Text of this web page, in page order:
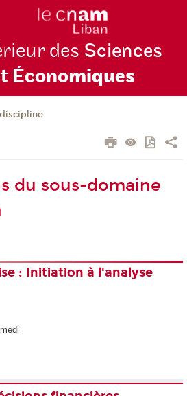
des Sciences
Économiques
du sous-domaine
: Initiation à l'analyse